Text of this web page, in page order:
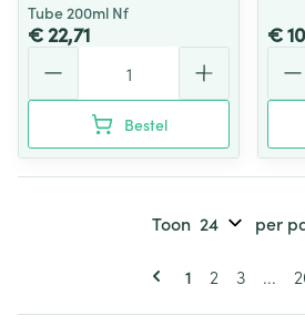
Tube 200ml Nf
€ 22,71
Bestel
€
U lees
1 Pagina
2 Pagina
3 ...
Toon per